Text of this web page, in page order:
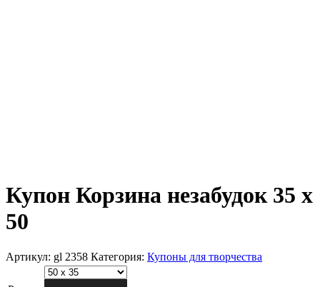
Купон Корзина незабудок 35 х
50
Артикул: gl 2358 Категория: Купоны для творчества